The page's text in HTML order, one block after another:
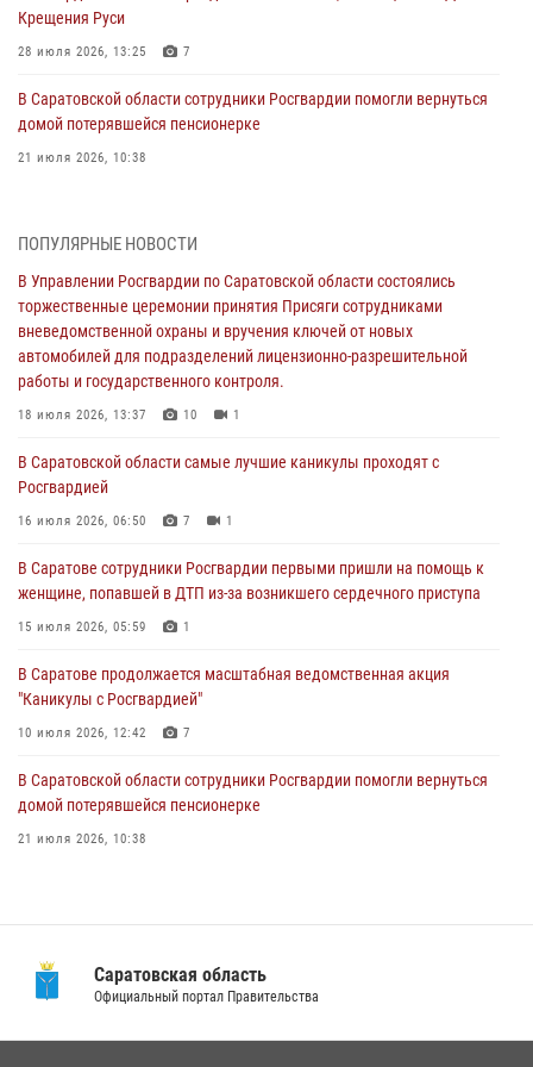
Крещения Руси
28 июля 2026, 13:25 7
В Саратовской области сотрудники Росгвардии помогли вернуться
домой потерявшейся пенсионерке
21 июля 2026, 10:38
вневедомственной охраны и вручения ключей от новых
автомобилей для подразделений лицензионно-разрешительной
работы и государственного контроля.
18 июля 2026, 13:37 10 1
В Саратовской области самые лучшие каникулы проходят с
Росгвардией
В Саратове сотрудники Росгвардии первыми пришли на помощь к
женщине, попавшей в ДТП из-за возникшего сердечного приступа
В Саратове продолжается масштабная ведомственная акция
"Каникулы с Росгвардией"
В Саратовской области при содействии спецназа Росгвардии
задержан подозреваемый в незаконном обороте наркотиков
ПОПУЛЯРНЫЕ НОВОСТИ
В Управлении Росгвардии по Саратовской области состоялись
торжественные церемонии принятия Присяги сотрудниками
вневедомственной охраны и вручения ключей от новых
автомобилей для подразделений лицензионно-разрешительной
работы и государственного контроля.
18 июля 2026, 13:37 10 1
В Саратовской области самые лучшие каникулы проходят с
Росгвардией
16 июля 2026, 06:50 7 1
В Саратове сотрудники Росгвардии первыми пришли на помощь к
женщине, попавшей в ДТП из-за возникшего сердечного приступа
15 июля 2026, 05:59 1
В Саратове продолжается масштабная ведомственная акция
"Каникулы с Росгвардией"
10 июля 2026, 12:42 7
В Саратовской области сотрудники Росгвардии помогли вернуться
домой потерявшейся пенсионерке
21 июля 2026, 10:38
В Саратове в честь празднования Дня Крещения Руси для молодых
экскурсию
Саратовская область
Официальный портал Правительства